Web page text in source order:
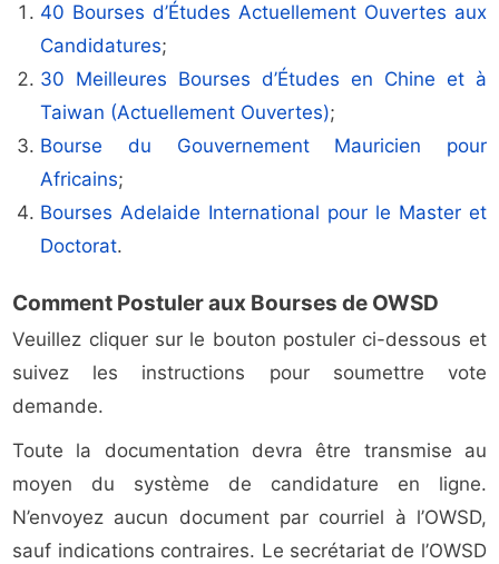
40 Bourses d’Études Actuellement Ouvertes aux
Candidatures;
30 Meilleures Bourses d’Études en Chine et à
Taiwan (Actuellement Ouvertes);
Bourse du Gouvernement Mauricien pour
Africains;
Bourses Adelaide International pour le Master et
Doctorat.
Comment Postuler aux Bourses de OWSD
Veuillez cliquer sur le bouton postuler ci-dessous et
suivez les instructions pour soumettre vote
demande.
Toute la documentation devra être transmise au
moyen du système de candidature en ligne.
N’envoyez aucun document par courriel à l’OWSD,
sauf indications contraires. Le secrétariat de l’OWSD